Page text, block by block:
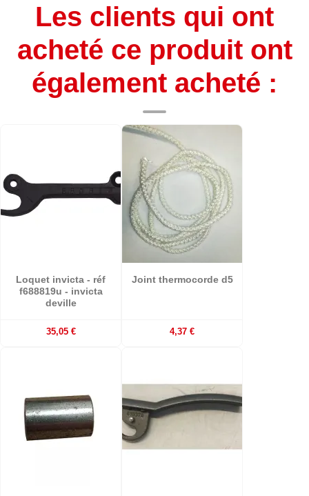
Les clients qui ont
acheté ce produit ont
également acheté :
Loquet invicta - réf
f688819u - invicta
deville
35,05 €
Joint thermocorde d5
4,37 €